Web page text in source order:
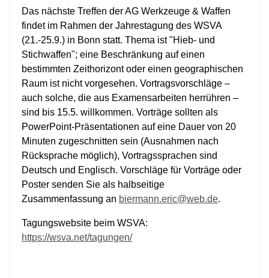
Das nächste Treffen der AG Werkzeuge & Waffen
findet im Rahmen der Jahrestagung des WSVA
(21.-25.9.) in Bonn statt. Thema ist "Hieb- und
Stichwaffen"; eine Beschränkung auf einen
bestimmten Zeithorizont oder einen geographischen
Raum ist nicht vorgesehen. Vortragsvorschläge –
auch solche, die aus Examensarbeiten herrühren –
sind bis 15.5. willkommen. Vorträge sollten als
PowerPoint-Präsentationen auf eine Dauer von 20
Minuten zugeschnitten sein (Ausnahmen nach
Rücksprache möglich), Vortragssprachen sind
Deutsch und Englisch. Vorschläge für Vorträge oder
Poster senden Sie als halbseitige
Zusammenfassung an biermann.eric@web.de.
Tagungswebsite beim WSVA:
https://wsva.net/tagungen/